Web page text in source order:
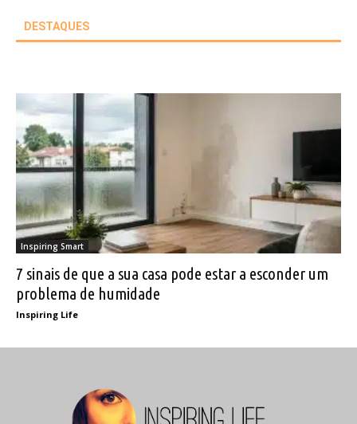
DESTAQUES
Inspiring Smart
7 sinais de que a sua casa pode estar a esconder um
problema de humidade
Inspiring Life